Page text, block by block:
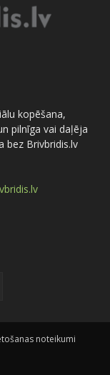
kopēšana,
pilnīga vai daļēja
bez Brivbridis.lv
noteikumi